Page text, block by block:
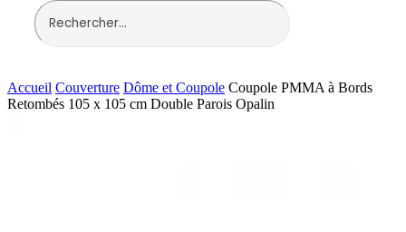
Accueil Couverture Dôme et Coupole Coupole PMMA à Bords
Retombés 105 x 105 cm Double Parois Opalin